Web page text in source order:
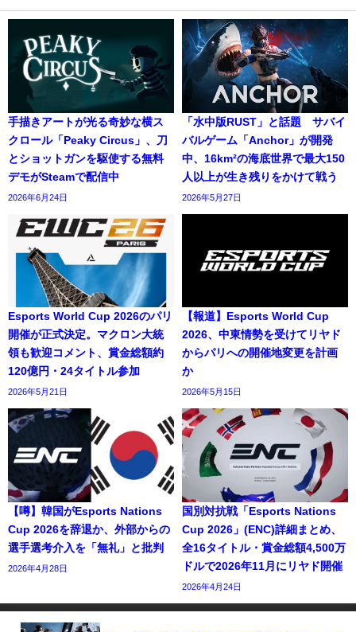
手描きアートが光る奇妙な横ス
クロール「Peaky Circus」、刀
とショットガンを駆使する無料
デモがSteamで配信中
2026年6月24日
「水中版RUST」と話題 サバイ
バルゲーム「Anchor」が開発
中、16km²の海底世界で最大150
人以上が生き残りをかけて戦う
2026年5月27日
Esports World Cup 2026のパリ
開催が正式決定。マクロン大統
領も歓迎コメント、賞金総額約
120億円・24タイトル参加
2026年5月21日
【報道】Esports World Cup
2026、中東情勢を受けてリヤド
からパリへの開催地変更を計画
か
2026年5月15日
【噂】韓国がEsports Nations
Cup 2026を辞退か、外部からの
選手選考介入を「無礼」と批判
2026年4月28日
国別対抗戦「Esports Nations
Cup 2026」(ENC)詳細まとめ、
全16タイトル・賞金総額4,500万
ドルで2026年11月にリヤド開催
2026年4月24日